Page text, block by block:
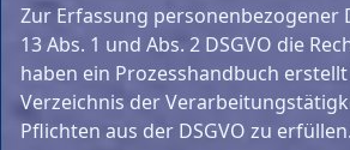
Zur Erfassung personenbezogener
13 Abs. 1 und Abs. 2 DSGVO die
haben ein Prozesshandbuch
Verzeichnis der
Pflichten aus der DSGVO zu erfüllen.